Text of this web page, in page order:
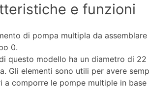
e funzioni
di pompa multipla da
0.
questo modello ha un diametro di
Gli elementi sono utili per avere
a comporre le pompe multiple in base